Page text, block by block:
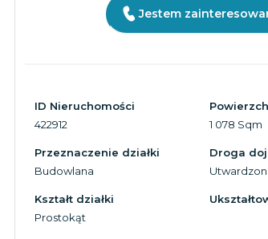
Jestem
ID Nieruchomości
422912
1 078 Sqm
Przeznaczenie działki
Budowlana
Droga
Kształt działki
Prostokąt